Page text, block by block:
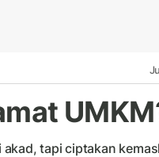
tapi ciptakan